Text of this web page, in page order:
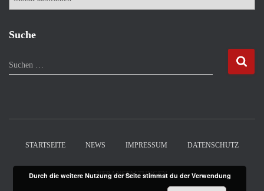
h
Suche
S
u
Suchen …
STARTSEITE NEWS IMPRESSUM DATENSCHUTZ
VERANSTALTUNGEN
Durch die weitere Nutzung der Seite stimmst du der Verwendung